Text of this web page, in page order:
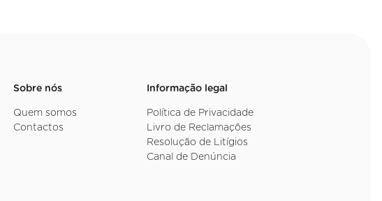
Sobre nós
Quem somos
Contactos
Informação legal
Política de Privacidade
Livro de Reclamações
Resolução de Litígios
Canal de Denúncia